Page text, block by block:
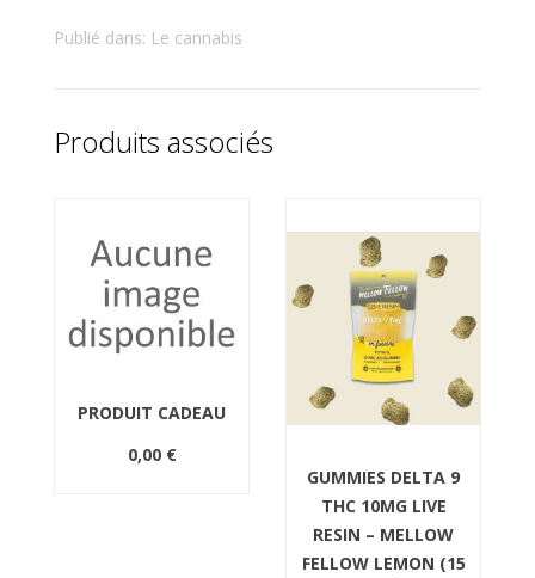
Publié dans: Le cannabis
Produits associés
PRODUIT CADEAU
0,00 €
GUMMIES DELTA 9
THC 10MG LIVE
RESIN – MELLOW
FELLOW LEMON (15